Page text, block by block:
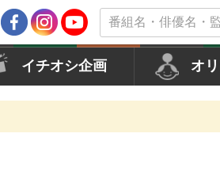
イチオシ企画 オ